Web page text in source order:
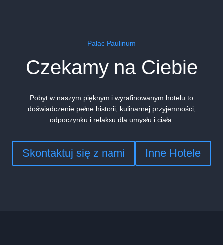
Pałac Paulinum
Czekamy na Ciebie
Pobyt w naszym pięknym i wyrafinowanym hotelu to
doświadczenie pełne historii, kulinarnej przyjemności,
odpoczynku i relaksu dla umysłu i ciała.
Skontaktuj się z nami Inne Hotele